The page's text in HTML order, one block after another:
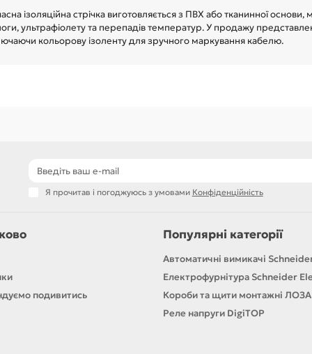
ізоляційна стрічка виготовляється з ПВХ або тканинної основи,
ультрафіолету та перепадів температур. У продажу
кольорову ізоленту для зручного маркування кабелю.
Я прочитав і погоджуюсь з умовами Конфіденційність
подивитись
Популярні категорії
Автоматичні вимикачі
Електрофурнітура Schneider
Короби та щити монтажні ЛОЗА
Реле напруги DigiTOP